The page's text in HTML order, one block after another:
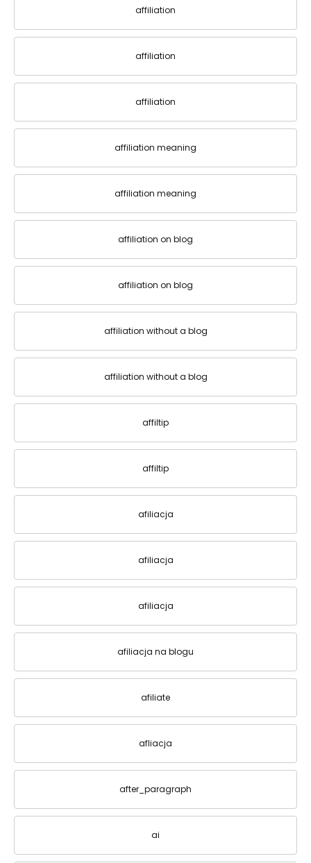
affiliation
affiliation
affiliation
affiliation meaning
affiliation meaning
affiliation on blog
affiliation on blog
affiliation without a blog
affiliation without a blog
affiltip
affiltip
afiliacja
afiliacja
afiliacja
afiliacja na blogu
afiliate
afliacja
after_paragraph
ai